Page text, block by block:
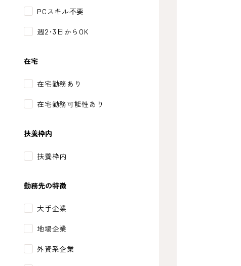
PCスキル不要
週2･3日からOK
在宅
在宅勤務あり
在宅勤務可能性あり
扶養枠内
扶養枠内
勤務先の特徴
大手企業
地場企業
外資系企業